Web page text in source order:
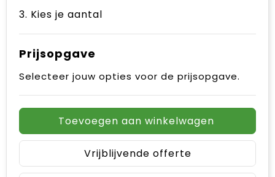
3. Kies je aantal
Prijsopgave
Selecteer jouw opties voor de prijsopgave.
Toevoegen aan winkelwagen
Vrijblijvende offerte